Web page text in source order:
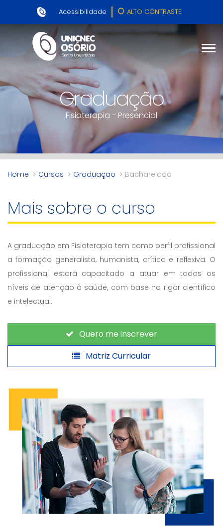
Acessibilidade ALTO CONTRASTE
Graduação
Fisioterapia - Presencial
Home Cursos Graduação Bacharelado
Mais sobre o curso
A graduação em Fisioterapia tem como perfil profissional
a formação generalista, humanista, crítica e reflexiva. O
profissional estará capacitado a atuar em todos os
níveis de atenção à saúde, com base no rigor científico
e intelectual.
Quero me inscrever
Matriz Curricular